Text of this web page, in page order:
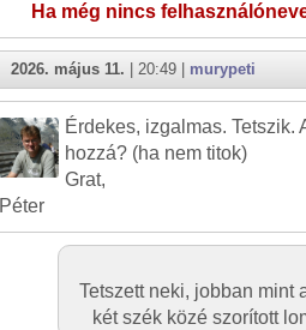
Ha még nincs
2026. május 11. | 20:49 | murypeti
Érdekes, izgalmas. Tetszik.
hozzá? (ha nem titok)
Grat,
Péter
Tetszett neki, jobban mint
két szék közé szorított